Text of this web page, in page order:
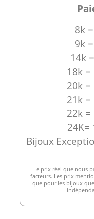
8k
9k
14k
18k
20k =
21k =
22k =
24K=
Bijoux
Le prix réel que nous
facteurs. Les prix
que pour les bijoux